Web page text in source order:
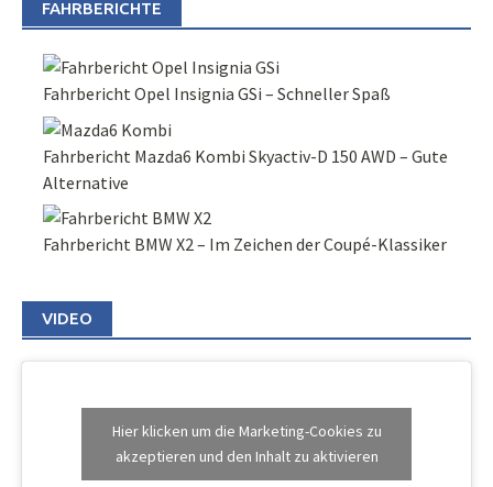
FAHRBERICHTE
Fahrbericht Opel Insignia GSi – Schneller Spaß
Fahrbericht Mazda6 Kombi Skyactiv-D 150 AWD – Gute
Alternative
Fahrbericht BMW X2 – Im Zeichen der Coupé-Klassiker
VIDEO
Hier klicken um die Marketing-Cookies zu
akzeptieren und den Inhalt zu aktivieren